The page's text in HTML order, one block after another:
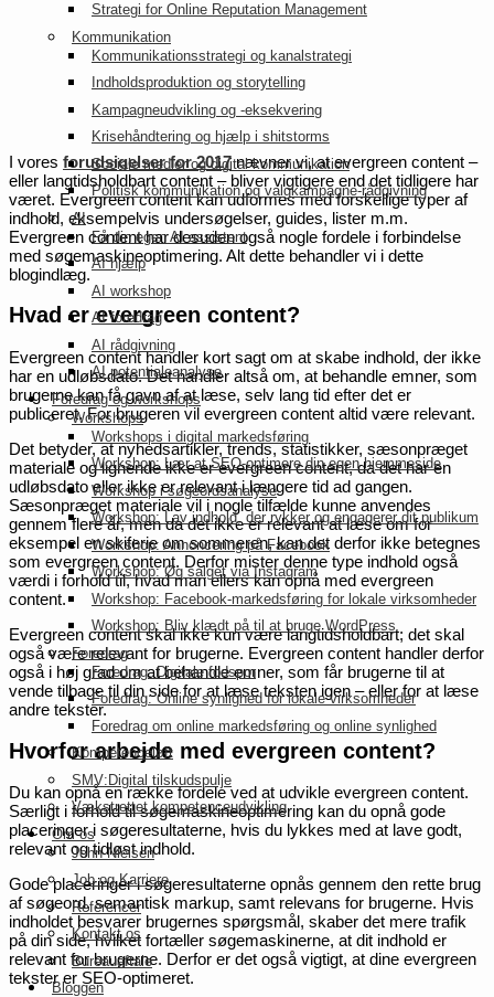
Strategi for Online Reputation Management
Kommunikation
Kommunikationsstrategi og kanalstrategi
Indholdsproduktion og storytelling
Kampagneudvikling og -eksekvering
Krisehåndtering og hjælp i shitstorms
Sociale medier og digital kommunikation
Politisk kommunikation og valgkampagne-rådgivning
AI
Få din egen AI-assistent
AI hjælp
AI workshop
AI foredrag
AI rådgivning
AI potentialeanalyse
Foredrag og workshops
Workshops
Workshops i digital markedsføring
Workshop: Lær at SEO-optimere din egen hjemmeside
Workshop i søgeordsanalyse
Workshop: Lav indhold, der rykker og engagerer dit publikum
Workshop: Annoncering på Facebook
Workshop: Øg salget via Instagram
Workshop: Facebook-markedsføring for lokale virksomheder
Workshop: Bliv klædt på til at bruge WordPress
Foredrag
Foredrag: Digitale fodspor
Foredrag: Online synlighed for lokale virksomheder
Foredrag om online markedsføring og online synlighed
Kompetenceløft
SMV:Digital tilskudspulje
Vækstrettet kompetenceudvikling
Om os
John Nielsen
Job og Karriere
Referencer
Kontakt os
Bureauaftale
Bloggen
I vores forudsigelser for 2017nævner vi, at evergreen content –
eller langtidsholdbart content – bliver vigtigere end det tidligere har
været. Evergreen content kan udformes med forskellige typer af
indhold, eksempelvis undersøgelser, guides, lister m.m.
Evergreen content har desuden også nogle fordele i forbindelse
med søgemaskineoptimering. Alt dette behandler vi i dette
blogindlæg.
Hvad er evergreen content?
Evergreen content handler kort sagt om at skabe indhold, der ikke
har en udløbsdato. Det handler altså om, at behandle emner, som
brugerne kan få gavn af at læse, selv lang tid efter det er
publiceret. For brugeren vil evergreen content altid være relevant.
Det betyder, at nyhedsartikler, trends, statistikker, sæsonpræget
materiale og lignende ikke er evergreen content, da det har en
udløbsdato eller ikke er relevant i længere tid ad gangen.
Sæsonpræget materiale vil i nogle tilfælde kunne anvendes
gennem flere år, men da det ikke er relevant at læse om for
eksempel en skiferie om sommeren, kan det derfor ikke betegnes
som evergreen content. Derfor mister denne type indhold også
værdi i forhold til, hvad man ellers kan opnå med evergreen
content.
Evergreen content skal ikke kun være langtidsholdbart; det skal
også være relevant for brugerne. Evergreen content handler derfor
også i høj grad om at behandle emner, som får brugerne til at
vende tilbage til din side for at læse teksten igen – eller for at læse
andre tekster.
Hvorfor arbejde med evergreen content?
Du kan opnå en række fordele ved at udvikle evergreen content.
Særligt i forhold til søgemaskineoptimering kan du opnå gode
placeringer i søgeresultaterne, hvis du lykkes med at lave godt,
relevant og tidløst indhold.
Gode placeringer i søgeresultaterne opnås gennem den rette brug
af søgeord, semantisk markup, samt relevans for brugerne. Hvis
indholdet besvarer brugernes spørgsmål, skaber det mere trafik
på din side, hvilket fortæller søgemaskinerne, at dit indhold er
relevant for brugerne. Derfor er det også vigtigt, at dine evergreen
tekster er SEO-optimeret.